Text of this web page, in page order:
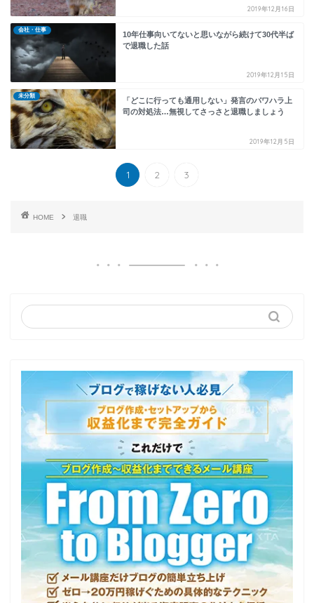
2019年12月16日
会社・仕事
10年仕事向いてないと思いながら続けて30代半ば
で退職した話
2019年12月15日
未分類
「どこに行っても通用しない」発言のパワハラ上
司の対処法…無視してさっさと退職しましょう
2019年12月5日
1 2 3
HOME 退職